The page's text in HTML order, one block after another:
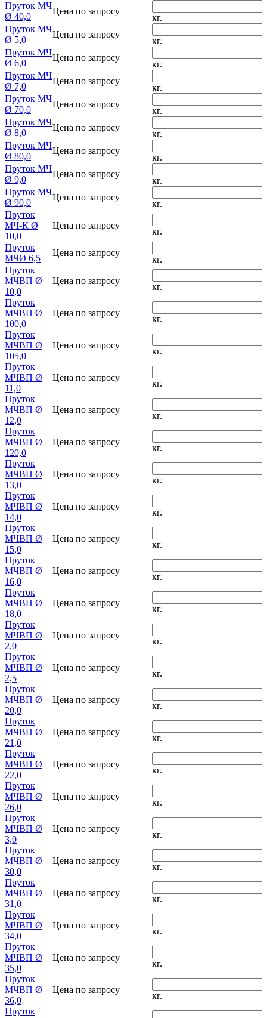
Пруток МЧ
Ø 40,0
Цена по запросу
кг.
Пруток МЧ
Ø 5,0
Цена по запросу
кг.
Пруток МЧ
Ø 6,0
Цена по запросу
кг.
Пруток МЧ
Ø 7,0
Цена по запросу
кг.
Пруток МЧ
Ø 70,0
Цена по запросу
кг.
Пруток МЧ
Ø 8,0
Цена по запросу
кг.
Пруток МЧ
Ø 80,0
Цена по запросу
кг.
Пруток МЧ
Ø 9,0
Цена по запросу
кг.
Пруток МЧ
Ø 90,0
Цена по запросу
кг.
Пруток
МЧ-К Ø
10,0
Цена по запросу
кг.
Пруток
МЧØ 6,5
Цена по запросу
кг.
Пруток
МЧВП Ø
10,0
Цена по запросу
кг.
Пруток
МЧВП Ø
100,0
Цена по запросу
кг.
Пруток
МЧВП Ø
105,0
Цена по запросу
кг.
Пруток
МЧВП Ø
11,0
Цена по запросу
кг.
Пруток
МЧВП Ø
12,0
Цена по запросу
кг.
Пруток
МЧВП Ø
120,0
Цена по запросу
кг.
Пруток
МЧВП Ø
13,0
Цена по запросу
кг.
Пруток
МЧВП Ø
14,0
Цена по запросу
кг.
Пруток
МЧВП Ø
15,0
Цена по запросу
кг.
Пруток
МЧВП Ø
16,0
Цена по запросу
кг.
Пруток
МЧВП Ø
18,0
Цена по запросу
кг.
Пруток
МЧВП Ø
2,0
Цена по запросу
кг.
Пруток
МЧВП Ø
2,5
Цена по запросу
кг.
Пруток
МЧВП Ø
20,0
Цена по запросу
кг.
Пруток
МЧВП Ø
21,0
Цена по запросу
кг.
Пруток
МЧВП Ø
22,0
Цена по запросу
кг.
Пруток
МЧВП Ø
26,0
Цена по запросу
кг.
Пруток
МЧВП Ø
3,0
Цена по запросу
кг.
Пруток
МЧВП Ø
30,0
Цена по запросу
кг.
Пруток
МЧВП Ø
31,0
Цена по запросу
кг.
Пруток
МЧВП Ø
34,0
Цена по запросу
кг.
Пруток
МЧВП Ø
35,0
Цена по запросу
кг.
Пруток
МЧВП Ø
36,0
Цена по запросу
кг.
Пруток